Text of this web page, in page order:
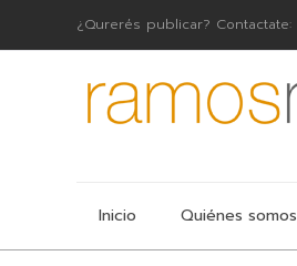
¿Qurerés publicar? Contactate:
Inicio Quiénes somos